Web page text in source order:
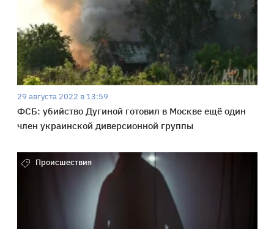
29 августа 2022 в 13:59
ФСБ: убийство Дугиной готовил в Москве ещё один
член украинской диверсионной группы
Происшествия